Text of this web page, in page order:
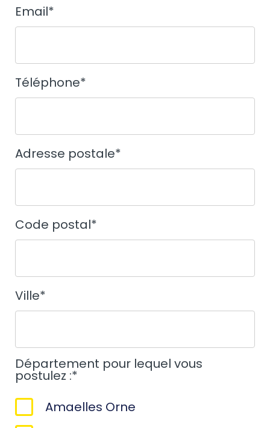
Email*
Téléphone*
Adresse postale*
Code postal*
Ville*
Département pour lequel vous
postulez :*
Amaelles Orne